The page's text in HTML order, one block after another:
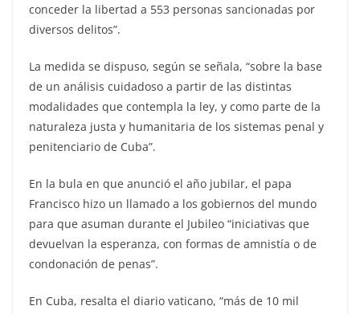
conceder la libertad a 553 personas sancionadas por
diversos delitos”.
La medida se dispuso, según se señala, “sobre la base
de un análisis cuidadoso a partir de las distintas
modalidades que contempla la ley, y como parte de la
naturaleza justa y humanitaria de los sistemas penal y
penitenciario de Cuba”.
En la bula en que anunció el año jubilar, el papa
Francisco hizo un llamado a los gobiernos del mundo
para que asuman durante el Jubileo “iniciativas que
devuelvan la esperanza, con formas de amnistía o de
condonación de penas”.
En Cuba, resalta el diario vaticano, “más de 10 mil